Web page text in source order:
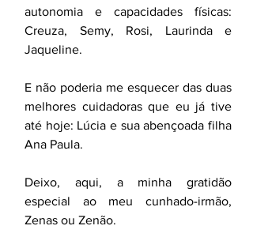
autonomia e capacidades físicas:
Creuza, Semy, Rosi, Laurinda e
Jaqueline.
E não poderia me esquecer das duas
melhores cuidadoras que eu já tive
até hoje: Lúcia e sua abençoada filha
Ana Paula.
Deixo, aqui, a minha gratidão
especial ao meu cunhado-irmão,
Zenas ou Zenão.